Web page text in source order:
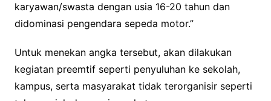
karyawan/swasta dengan usia 16-20 tahun dan
didominasi pengendara sepeda motor.”
Untuk menekan angka tersebut, akan dilakukan
kegiatan preemtif seperti penyuluhan ke sekolah,
kampus, serta masyarakat tidak terorganisir seperti